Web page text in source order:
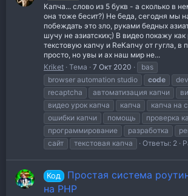
Капча... слово из 5 букв - а сколько в
она тоже бесит?) Не беда, сегодня мы
побеждать это зло, руками бедных
шучу не азиатских;) В видео покажу
текстовую капчу и ReКапчу от гугла, в
просто, но увы и ах наш мир не...
Kriket Тема 7 Окт 2020
bas
browser automation studio
code
recaptcha
автоматизация капчи
видео урок капча
капча капча на
ошибки капчи
помощь
проверка
программирование
разработка
сайт
текстовая капча Ответы: 2
Код
Простая система
на PHP